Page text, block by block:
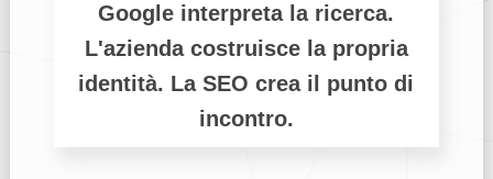
Google interpreta la ricerca.
L'azienda costruisce la propria
identità. La SEO crea il punto di
incontro.